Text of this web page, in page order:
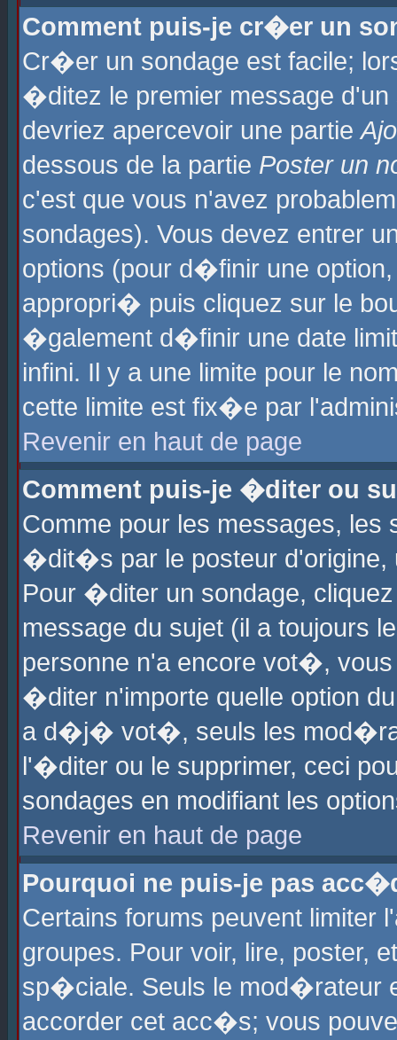
Comment puis-je cr�er un
Cr�er un sondage est facile;
�ditez le premier message
devriez apercevoir une partie
dessous de la partie Poster un
c'est que vous n'avez
sondages). Vous devez entrer
options (pour d�finir une
appropri� puis cliquez sur le
�galement d�finir une date
infini. Il y a une limite pour le
cette limite est fix�e par
Revenir en haut de page
Comment puis-je �diter ou
Comme pour les messages,
�dit�s par le posteur d'origine,
Pour �diter un sondage,
message du sujet (il a toujours
personne n'a encore vot�,
�diter n'importe quelle option
a d�j� vot�, seuls les
l'�diter ou le supprimer, ceci
sondages en modifiant les
Revenir en haut de page
Pourquoi ne puis-je pas
Certains forums peuvent
groupes. Pour voir, lire, poster,
sp�ciale. Seuls le mod�rateur
accorder cet acc�s; vous